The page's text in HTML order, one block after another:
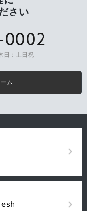
さい
日：土日祝
ム